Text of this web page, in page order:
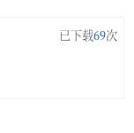
已下载69次